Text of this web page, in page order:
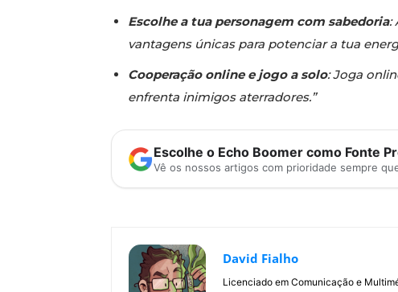
Escolhe a tua personagem com sabedoria:
vantagens únicas para potenciar a tua
Cooperação online e jogo a solo: Joga
enfrenta inimigos aterradores.”
Escolhe o Echo Boomer como Fonte
Vê os nossos artigos com prioridade sempre
David Fialho
Licenciado em Comunicação e